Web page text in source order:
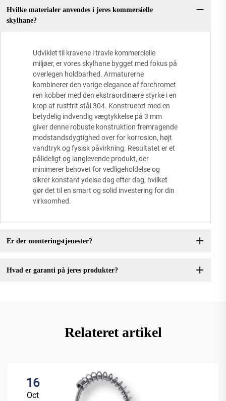
Hvilke materialer anvendes i jeres kommersielle
skylhane?
Udviklet til kravene i travle kommercielle
miljøer, er vores skylhane bygget med fokus på
overlegen holdbarhed. Armaturerne
kombinerer den varige elegance af forchromet
ren kobber med den ekstraordinære styrke i en
krop af rustfrit stål 304. Konstrueret med en
betydelig indvendig vægtykkelse på 3 mm
giver denne robuste konstruktion fremragende
modstandsdygtighed over for korrosion, højt
vandtryk og fysisk påvirkning. Resultatet er et
pålideligt og langlevende produkt, der
minimerer behovet for vedligeholdelse og
sikrer konstant ydelse dag efter dag, hvilket
gør det til en smart og solid investering for din
virksomhed.
Er der monteringstjenester?
Hvad er garanti på jeres produkter?
Relateret artikel
16
Oct